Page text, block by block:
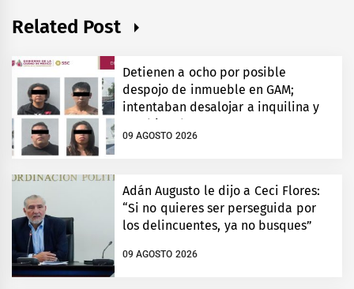
Related Post
Detienen a ocho por posible
despojo de inmueble en GAM;
intentaban desalojar a inquilina y
cambiar chapas
09 AGOSTO 2026
Adán Augusto le dijo a Ceci Flores:
“Si no quieres ser perseguida por
los delincuentes, ya no busques”
09 AGOSTO 2026